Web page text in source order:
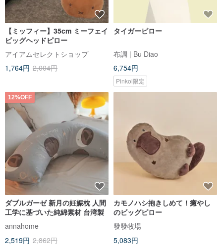
【ミッフィー】35cm ミーフェイ
ビッグヘッドピロー
アイアムセレクトショップ
1,764円 2,004円
タイガーピロー
布調 | Bu Diao
6,754円
Pinkoi限定
12%OFF
ダブルガーゼ 新月の妊娠枕 人間
工学に基づいた純綿素材 台湾製
annahome
2,519円 2,862円
カモノハシ抱きしめて！癒やし
のビッグピロー
發發牧場
5,083円